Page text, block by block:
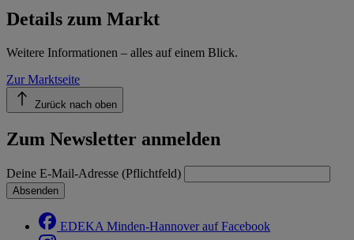
Details zum Markt
Weitere Informationen – alles auf einem Blick.
Zur Marktseite
Zurück nach oben
Zum Newsletter anmelden
Deine E-Mail-Adresse (Pflichtfeld)
Absenden
EDEKA Minden-Hannover auf Facebook